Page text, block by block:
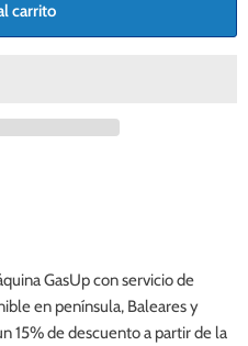
carrito
GasUp con servicio de
en península, Baleares y
15% de descuento a partir de la